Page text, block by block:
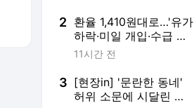
2 환율 1,410원대로…'유가
하락·미일 개입·수급 개
선' 영향
11시간 전
3 [현장in] '문란한 동네'
허위 소문에 시달린 양